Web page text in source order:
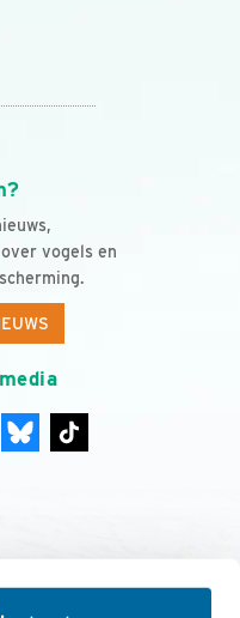
vogels en